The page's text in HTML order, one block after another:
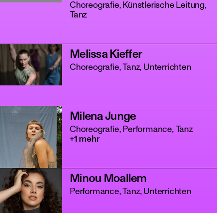
Choreografie, Künstlerische Leitung,
Tanz
Melissa Kieffer
Choreografie, Tanz, Unterrichten
Milena Junge
Choreografie, Performance, Tanz
+1 mehr
Minou Moallem
Performance, Tanz, Unterrichten